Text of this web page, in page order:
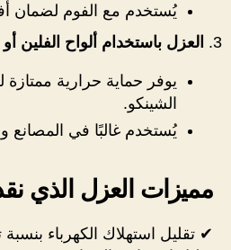
يُستخدم مع الفوم لضمان
العزل باستخدام ألواح
يوفر حماية حرارية
الشينكو.
يُستخدم غالبًا في المصانع
مميزات العزل الذي
✔ تقليل استهلاك الكهرباء